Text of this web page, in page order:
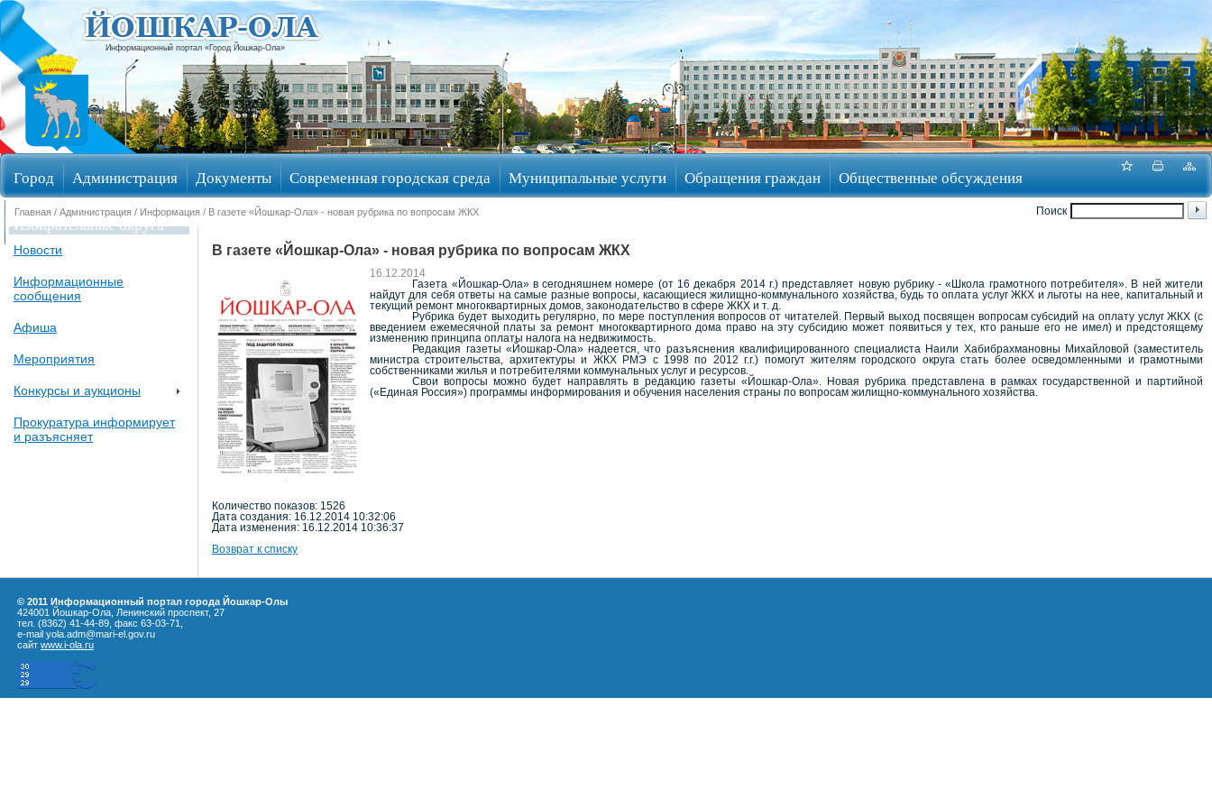
Информационный портал «Город Йошкар-Ола»
Город Администрация Документы Современная городская среда Муниципальные услуги Обращения граждан Общественные обсуждения
Избирательные округа
Поиск
Главная / Администрация / Информация / В газете «Йошкар-Ола» - новая рубрика по вопросам ЖКХ
Новости
Информационные
сообщения
Афиша
Мероприятия
Конкурсы и аукционы
Прокуратура информирует
и разъясняет
В газете «Йошкар-Ола» - новая рубрика по вопросам ЖКХ
16.12.2014
Газета «Йошкар-Ола» в сегодняшнем номере (от 16 декабря 2014 г.) представляет новую рубрику - «Школа грамотного потребителя». В ней жители
найдут для себя ответы на самые разные вопросы, касающиеся жилищно-коммунального хозяйства, будь то оплата услуг ЖКХ и льготы на нее, капитальный и
текущий ремонт многоквартирных домов, законодательство в сфере ЖКХ и т. д.
Рубрика будет выходить регулярно, по мере поступления вопросов от читателей. Первый выход посвящен вопросам субсидий на оплату услуг ЖКХ (с
введением ежемесячной платы за ремонт многоквартирного дома право на эту субсидию может появиться у тех, кто раньше его не имел) и предстоящему
изменению принципа оплаты налога на недвижимость.
Редакция газеты «Йошкар-Ола» надеется, что разъяснения квалифицированного специалиста Наили Хабибрахмановны Михайловой (заместитель
министра строительства, архитектуры и ЖКХ РМЭ с 1998 по 2012 г.г.) помогут жителям городского округа стать более осведомленными и грамотными
собственниками жилья и потребителями коммунальных услуг и ресурсов.
Свои вопросы можно будет направлять в редакцию газеты «Йошкар-Ола». Новая рубрика представлена в рамках государственной и партийной
(«Единая Россия») программы информирования и обучения населения страны по вопросам жилищно-коммунального хозяйства.
Количество показов: 1526
Дата создания: 16.12.2014 10:32:06
Дата изменения: 16.12.2014 10:36:37
Возврат к списку
© 2011 Информационный портал города Йошкар-Олы
424001 Йошкар-Ола, Ленинский проспект, 27
тел. (8362) 41-44-89, факс 63-03-71,
e-mail yola.adm@mari-el.gov.ru
сайт www.i-ola.ru